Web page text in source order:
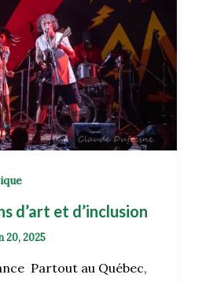
d’art et d’inclusion
20, 2025
Partout au Québec,